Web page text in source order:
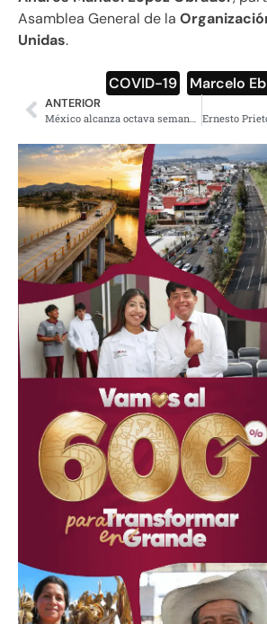
Asamblea General de la
Unidas.
COVID-19 Marcelo
ANTERIOR